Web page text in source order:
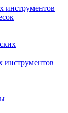
инструментов
инструментов